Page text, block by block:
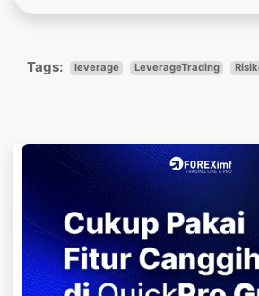
Tags: leverage LeverageTrading